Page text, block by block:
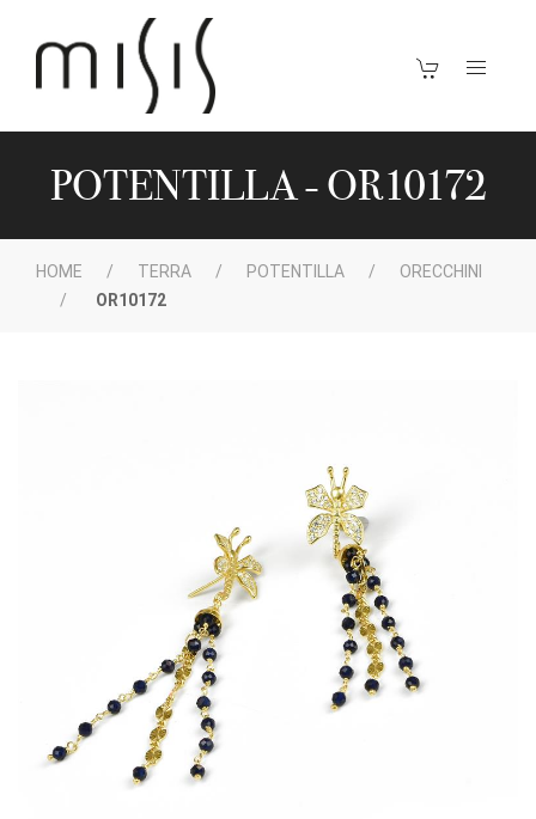
POTENTILLA - OR10172
HOME TERRA POTENTILLA
ORECCHINI
OR10172